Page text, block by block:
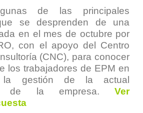
de las principales
se desprenden de una
en el mes de octubre por
con el apoyo del Centro
(CNC), para conocer
los trabajadores de EPM en
la gestión de la actual
de la empresa.Ver